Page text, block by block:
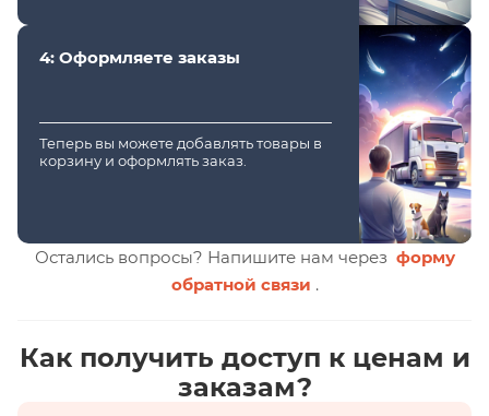
4: Оформляете заказы
Теперь вы можете добавлять товары в
корзину и оформлять заказ.
Остались вопросы? Напишите нам через форму
обратной связи .
Как получить доступ к ценам и
заказам?